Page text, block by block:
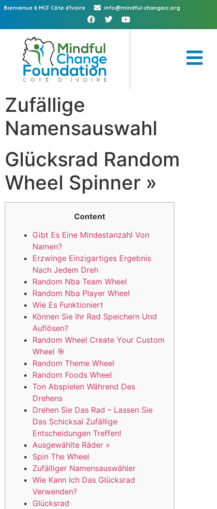
Bienvenue à MCF Côte d'Ivoire info@mindful-changeci.org
Zufällige
Namensauswahl
Glücksrad Random
Wheel Spinner »
Content
Gibt Es Eine Mindestanzahl Von
Namen?
Erzwinge Einzigartiges Ergebnis
Nach Jedem Dreh
Random Nba Team Wheel
Random Nba Player Wheel
Wie Es Funktioniert
Können Sie Ihr Rad Speichern Und
Auflösen?
Random Wheel Create Your Custom
Wheel 🎯
Random Theme Wheel
Random Foods Wheel
Ton Abspielen Während Des
Drehens
Drehen Sie Das Rad – Lassen Sie
Das Schicksal Zufällige
Entscheidungen Treffen!
Ausgewählte Räder »
Spin The Wheel
Zufälliger Namensauswähler
Wie Kann Ich Das Glücksrad
Verwenden?
Glücksrad